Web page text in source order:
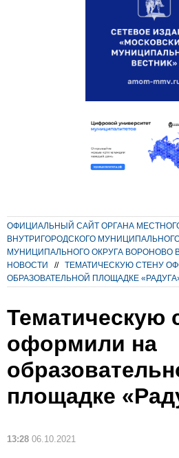
ОФИЦИАЛЬНЫЙ САЙТ ОРГАНА
ВНУТРИГОРОДСКОГО
МУНИЦИПАЛЬНОГО ОКРУГА ВОРОНОВО
НОВОСТИ
//
ТЕМАТИЧЕСКУЮ СТЕНУ
ОБРАЗОВАТЕЛЬНОЙ ПЛОЩАДКЕ
Тематическую
оформили на
площадке
13:28 06.10.2021